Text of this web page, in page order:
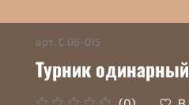
арт. С.06-015
Турник